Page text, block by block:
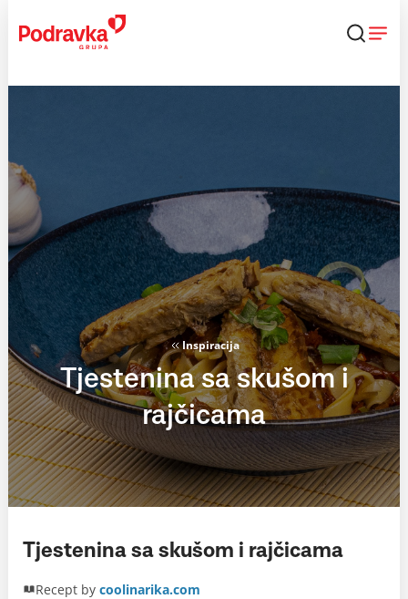
content
Inspiracija
Tjestenina sa skušom i
rajčicama
Tjestenina sa skušom i rajčicama
Recept by coolinarika.com